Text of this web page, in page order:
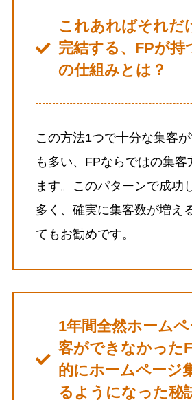
これあればそれだ
完結する、FPが持
の仕組みとは？
この方法1つで十分な集客
も多い、FPならではの集客
ます。このパターンで成功
多く、確実に集客数が増え
てもお勧めです。
1年間全然ホーム
客ができなかった
的にホームページ
るようになった秘